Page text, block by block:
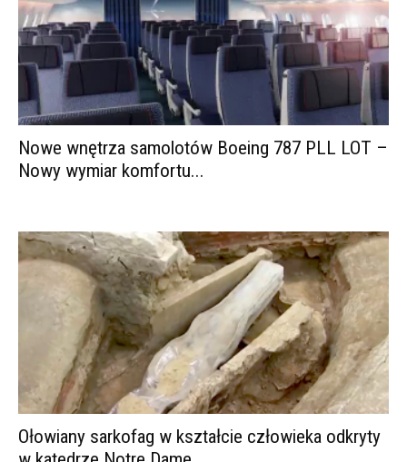
Nowe wnętrza samolotów Boeing 787 PLL LOT –
Nowy wymiar komfortu...
Ołowiany sarkofag w kształcie człowieka odkryty